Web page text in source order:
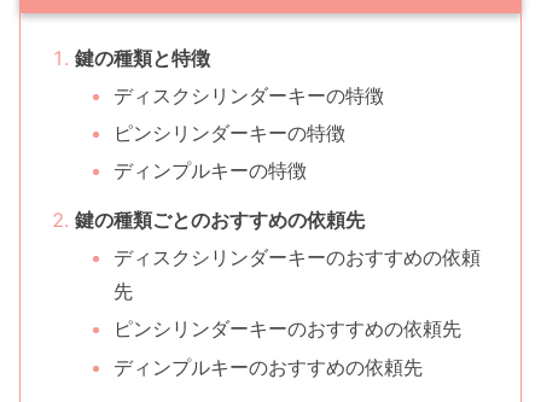
鍵の種類と特徴
ディスクシリンダーキーの特徴
ピンシリンダーキーの特徴
ディンプルキーの特徴
鍵の種類ごとのおすすめの依頼先
ディスクシリンダーキーのおすすめの依頼
先
ピンシリンダーキーのおすすめの依頼先
ディンプルキーのおすすめの依頼先